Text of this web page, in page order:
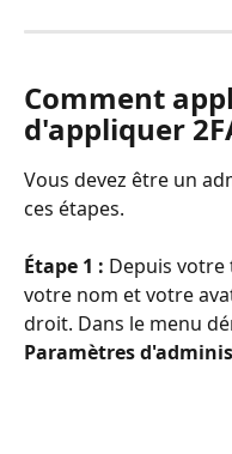
Comment
d'appliquer
Vous devez être un
ces étapes.
Étape 1 : Depuis votre
votre nom et votre
droit. Dans le menu
Paramètres